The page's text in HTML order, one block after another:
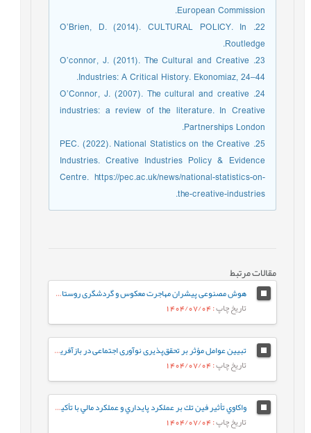
European Commission.
22. O’Brien, D. (2014). CULTURAL POLICY. In
Routledge.
23. O’connor, J. (2011). The Cultural and Creative
Industries: A Critical History. Ekonomiaz, 24–44.
24. O’Connor, J. (2007). The cultural and creative
industries: a review of the literature. In Creative
Partnerships London.
25. PEC. (2022). National Statistics on the Creative
Industries. Creative Industries Policy & Evidence
Centre. https://pec.ac.uk/news/national-statistics-on-
the-creative-industries.
مقالات مرتبط
هوش مصنوعی پیشران مهاجرت معکوس و گردشگری روستایی موردی مطالعه روستاهای استان یزد
تاریخ چاپ: 1404/07/04
تبیین عوامل مؤثر بر تحقق‌پذیری نوآوری اجتماعی در بازآفرینی شهری
تاریخ چاپ: 1404/07/04
واكاوي تأثير فين تك بر عملكرد پايداري و عملكرد مالي با تأكيد بر نوآوري در صنعت بانکداری
تاریخ چاپ: 1404/07/04